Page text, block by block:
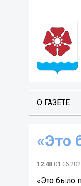
О ГАЗЕТЕ
«Это
12:48
«Это было